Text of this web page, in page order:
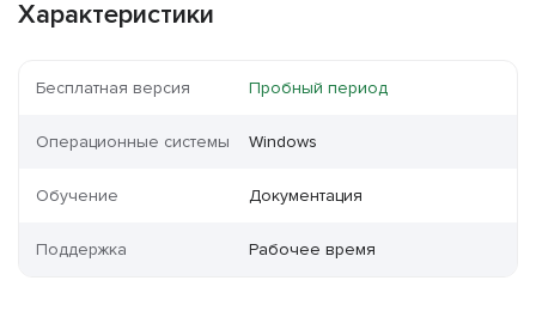
Характеристики
Бесплатная версия Пробный период
Операционные системы Windows
Обучение Документация
Поддержка Рабочее время